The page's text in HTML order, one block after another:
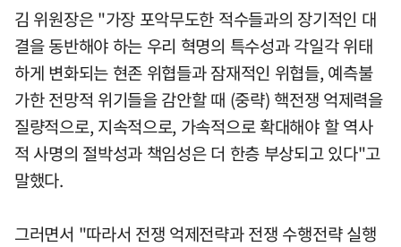
김 위원장은 "가장 포악무도한 적수들과의 장기적인 대
결을 동반해야 하는 우리 혁명의 특수성과 각일각 위태
하게 변화되는 현존 위협들과 잠재적인 위협들, 예측불
가한 전망적 위기들을 감안할 때 (중략) 핵전쟁 억제력을
질량적으로, 지속적으로, 가속적으로 확대해야 할 역사
적 사명의 절박성과 책임성은 더 한층 부상되고 있다"고
말했다.
그러면서 "따라서 전쟁 억제전략과 전쟁 수행전략 실행